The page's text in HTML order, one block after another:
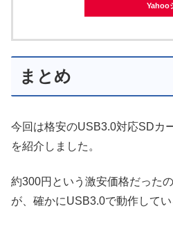
Yahoo
まとめ
今回は格安のUSB3.0対応SDカ
を紹介しました。
約300円という激安価格だった
が、確かにUSB3.0で動作してい